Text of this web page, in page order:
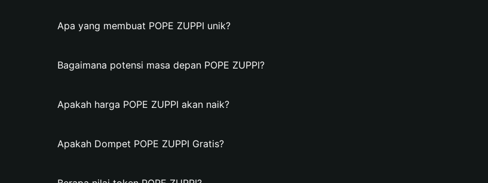
Apa yang membuat POPE ZUPPI unik?
Bagaimana potensi masa depan POPE ZUPPI?
Apakah harga POPE ZUPPI akan naik?
Apakah Dompet POPE ZUPPI Gratis?